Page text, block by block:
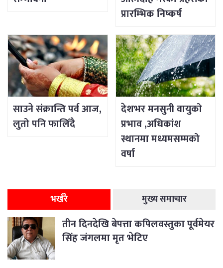
प्रारम्भिक निष्कर्ष
साउने संक्रान्ति पर्व आज,
लुतो पनि फालिँदै
देशभर मनसुनी वायुको
प्रभाव ,अधिकांश
स्थानमा मध्यमसम्मको
वर्षा
भर्खरै मुख्य समाचार
तीन दिनदेखि बेपत्ता कपिलवस्तुका पूर्वमेयर
सिंह जंगलमा मृत भेटिए